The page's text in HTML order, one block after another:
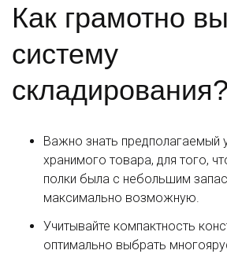
Как грамотно
систему
складирования?
Важно знать предполагаемый
хранимого товара, для того,
полки была с небольшим
максимально возможную.
Учитывайте компактность
оптимально выбрать